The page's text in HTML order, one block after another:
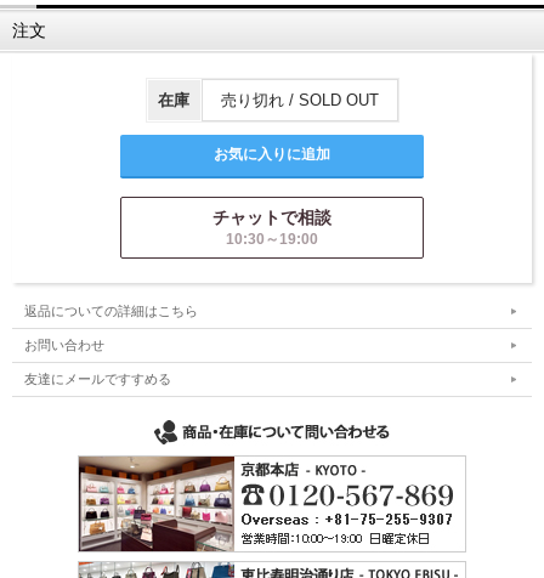
注文
在庫 売り切れ / SOLD OUT
チャットで相談
10:30～19:00
返品についての詳細はこちら
お問い合わせ
友達にメールですすめる